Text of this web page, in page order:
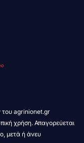
του agrinionet.gr
χρήση. Απαγορεύεται
μετά ή άνευ